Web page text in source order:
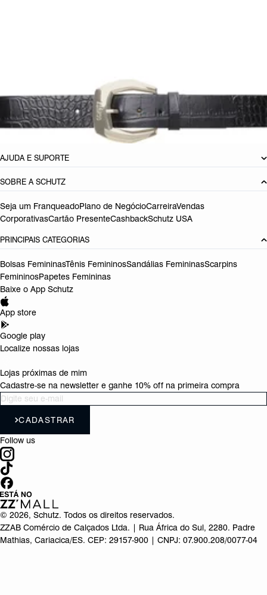
Cor: Colorido
Referência:S4601600050006
DEVOLUÇÃO DO PRODUTO
AJUDA E SUPORTE
SOBRE A SCHUTZ
Seja um FranqueadoPlano de NegócioCarreiraVendas
CorporativasCartão PresenteCashbackSchutz USA
PRINCIPAIS CATEGORIAS
Bolsas FemininasTênis FemininosSandálias FemininasScarpins
FemininosPapetes Femininas
Baixe o App Schutz
App store
Google play
Localize nossas lojas
Lojas próximas de mim
Cadastre-se na newsletter e ganhe 10% off na primeira compra
CADASTRAR
Follow us
© 2026, Schutz. Todos os direitos reservados.
ZZAB Comércio de Calçados Ltda. | Rua África do Sul, 2280. Padre
Mathias, Cariacica/ES. CEP: 29157-900 | CNPJ: 07.900.208/0077-04